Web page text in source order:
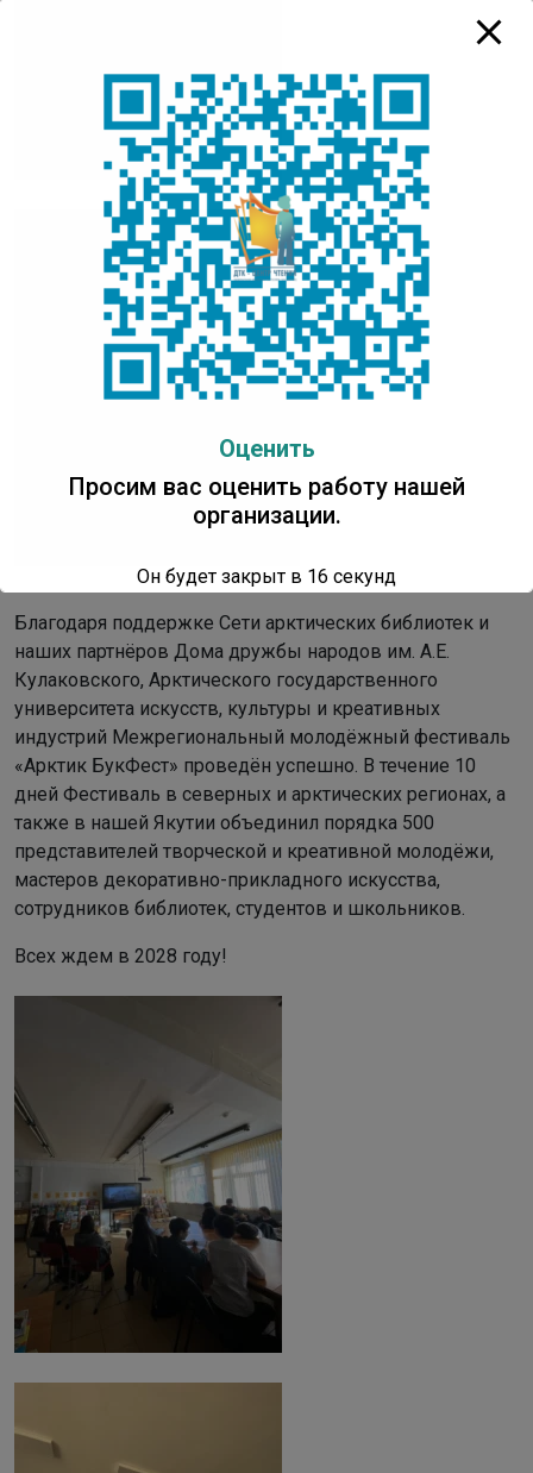
Благодаря поддержке Сети арктических библиотек и
наших партнёров Дома дружбы народов им. А.Е.
Кулаковского, Арктического государственного
университета искусств, культуры и креативных
индустрий Межрегиональный молодёжный фестиваль
«Арктик БукФест» проведён успешно. В течение 10
дней Фестиваль в северных и арктических регионах, а
также в нашей Якутии объединил порядка 500
представителей творческой и креативной молодёжи,
мастеров декоративно-прикладного искусства,
сотрудников библиотек, студентов и школьников.
Всех ждем в 2028 году!
Оценить
Просим вас оценить работу нашей
организации.
Он будет закрыт в 15 секунд